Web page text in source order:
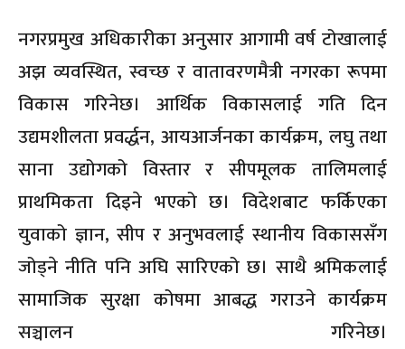
नगरप्रमुख अधिकारीका अनुसार आगामी वर्ष टोखालाई
अझ व्यवस्थित, स्वच्छ र वातावरणमैत्री नगरका रूपमा
विकास गरिनेछ। आर्थिक विकासलाई गति दिन
उद्यमशीलता प्रवर्द्धन, आयआर्जनका कार्यक्रम, लघु तथा
साना उद्योगको विस्तार र सीपमूलक तालिमलाई
प्राथमिकता दिइने भएको छ। विदेशबाट फर्किएका
युवाको ज्ञान, सीप र अनुभवलाई स्थानीय विकाससँग
जोड्ने नीति पनि अघि सारिएको छ। साथै श्रमिकलाई
सामाजिक सुरक्षा कोषमा आबद्ध गराउने कार्यक्रम
सञ्चालन गरिनेछ।